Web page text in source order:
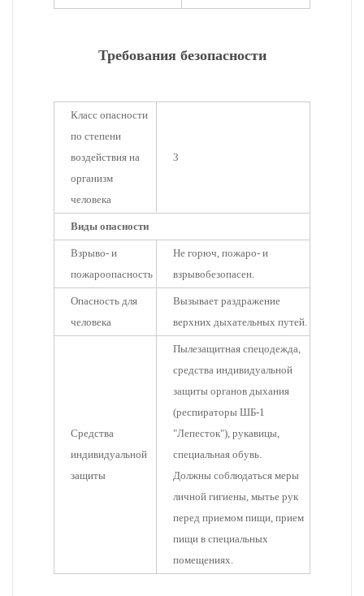
Требования безопасности
Класс опасности
по степени
воздействия на
организм
человека
3
Виды опасности
Взрыво- и
пожароопасность
Не горюч, пожаро- и
взрывобезопасен.
Опасность для
человека
Вызывает раздражение
верхних дыхательных путей.
Средства
индивидуальной
защиты
Пылезащитная спецодежда,
средства индивидуальной
защиты органов дыхания
(респираторы ШБ-1
"Лепесток"), рукавицы,
специальная обувь.
Должны соблюдаться меры
личной гигиены, мытье рук
перед приемом пищи, прием
пищи в специальных
помещениях.